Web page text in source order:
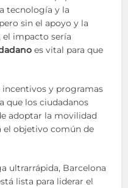
tecnología y la
sin el apoyo y la
el impacto sería
es vital para que
incentivos y programas
que los ciudadanos
adoptar la movilidad
el objetivo común de
ultrarrápida, Barcelona
lista para liderar el